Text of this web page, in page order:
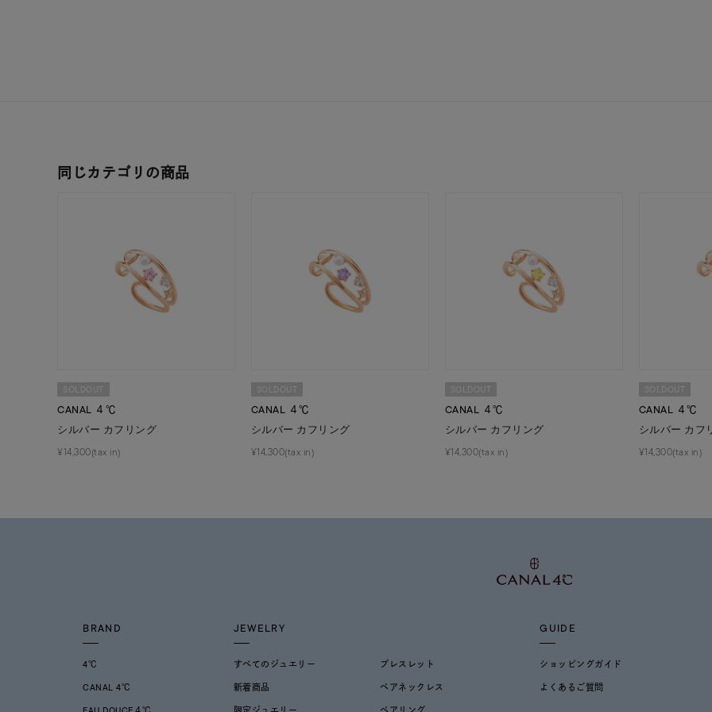
在庫ありのみ すべて表示
同じカテゴリの商品
SOLDOUT
CANAL ４℃
シルバー カフリング
¥14,300(tax in)
SOLDOUT
CANAL ４℃
シルバー カフリング
¥14,300(tax in)
SOLDOUT
CANAL ４℃
シルバー カフリング
¥14,300(tax in)
SOLDOUT
CANAL ４℃
シルバー カフ
¥14,300(tax in)
BRAND
4℃
CANAL 4℃
JEWELRY
すべてのジュエリー
新着商品
ブレスレット
ペアネックレス
GUIDE
ショッピングガイド
よくあるご質問